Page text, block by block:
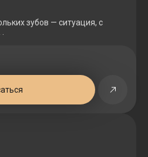
зубов — ситуация, с